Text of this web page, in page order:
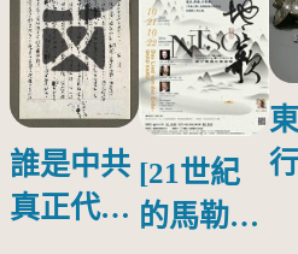
誰是中共
真正代言
[21世紀
的馬勒、